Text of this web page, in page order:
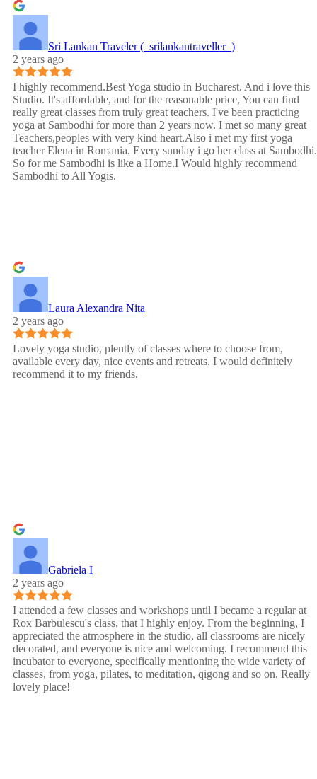
Sri Lankan Traveler (_srilankantraveller_)
2 years ago
I highly recommend.Best Yoga studio in Bucharest. And i love this
Studio. It's affordable, and for the reasonable price, You can find
really great classes from truly great teachers. I've been practicing
yoga at Sambodhi for more than 2 years now. I met so many great
Teachers,peoples with very kind heart.Also i met my first yoga
teacher Elena in Romania. Every sunday i go her class at Sambodhi.
So for me Sambodhi is like a Home.I Would highly recommend
Sambodhi to All Yogis.
Laura Alexandra Nita
2 years ago
Lovely yoga studio, plently of classes where to choose from,
available every day, nice events and retreats. I would definitely
recommend it to my friends.
Gabriela I
2 years ago
I attended a few classes and workshops until I became a regular at
Rox Barbulescu's class, that I highly enjoy. From the beginning, I
appreciated the atmosphere in the studio, all classrooms are nicely
decorated, and everyone is nice and welcoming. I recommend this
incubator to everyone, specifically mentioning the wide variety of
classes, from yoga, pilates, to meditation, qigong and so on. Really
lovely place!